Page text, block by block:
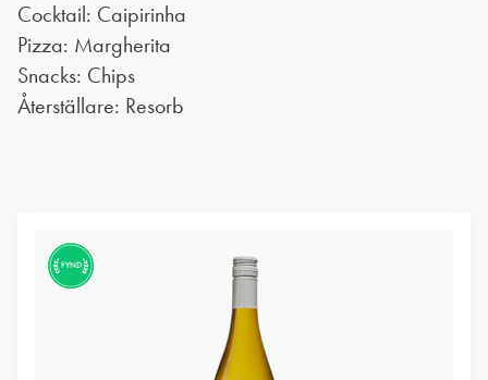
Cocktail: Caipirinha
Pizza: Margherita
Snacks: Chips
Återställare: Resorb
FYND